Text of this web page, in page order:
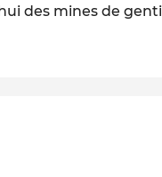
des mines de